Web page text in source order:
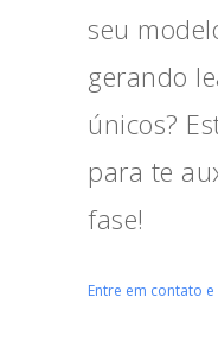
seu
gerando
únicos?
para te
fase!
Entre em contato e